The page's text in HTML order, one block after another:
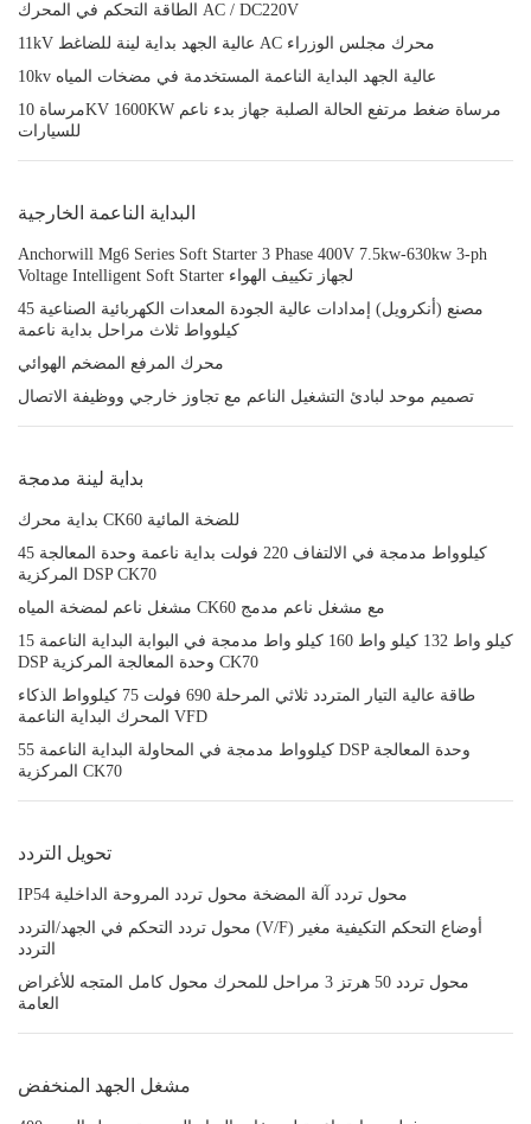
الطاقة التحكم في المحرك AC / DC220V
11kV عالية الجهد بداية لينة للضاغط AC محرك مجلس الوزراء
10kv عالية الجهد البداية الناعمة المستخدمة في مضخات المياه
مرساة 10KV 1600KW مرساة ضغط مرتفع الحالة الصلبة جهاز بدء ناعم
للسيارات
البداية الناعمة الخارجية
Anchorwill Mg6 Series Soft Starter 3 Phase 400V 7.5kw-630kw 3-ph
Voltage Intelligent Soft Starter لجهاز تكييف الهواء
مصنع (أنكرويل) إمدادات عالية الجودة المعدات الكهربائية الصناعية 45
كيلوواط ثلاث مراحل بداية ناعمة
محرك المرفع المضخم الهوائي
تصميم موحد لبادئ التشغيل الناعم مع تجاوز خارجي ووظيفة الاتصال
بداية لينة مدمجة
بداية محرك CK60 للضخة المائية
45 كيلوواط مدمجة في الالتفاف 220 فولت بداية ناعمة وحدة المعالجة
المركزية DSP CK70
مشغل ناعم لمضخة المياه CK60 مع مشغل ناعم مدمج
15 كيلو واط 132 كيلو واط 160 كيلو واط مدمجة في البوابة البداية الناعمة
DSP وحدة المعالجة المركزية CK70
طاقة عالية التيار المتردد ثلاثي المرحلة 690 فولت 75 كيلوواط الذكاء
المحرك البداية الناعمة VFD
55 كيلوواط مدمجة في المحاولة البداية الناعمة DSP وحدة المعالجة
المركزية CK70
تحويل التردد
IP54 محول تردد آلة المضخة محول تردد المروحة الداخلية
محول تردد التحكم في الجهد/التردد (V/F) أوضاع التحكم التكيفية مغير
التردد
محول تردد 50 هرتز 3 مراحل للمحرك محول كامل المتجه للأغراض
العامة
مشغل الجهد المنخفض